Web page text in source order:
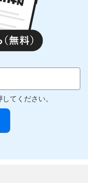
てください。